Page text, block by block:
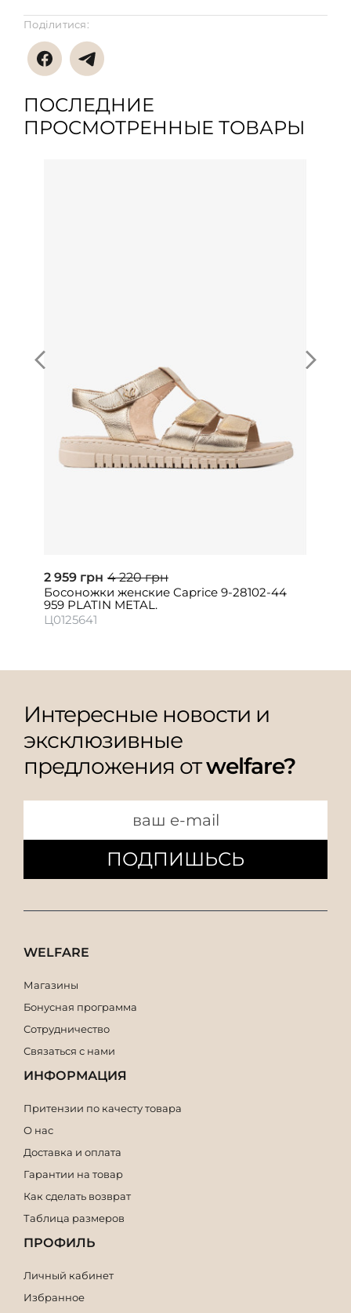
Поділитися:
ПОСЛЕДНИЕ
ПРОСМОТРЕННЫЕ ТОВАРЫ
2 959 грн 4 220 грн
Босоножки женские Caprice 9-28102-44
959 PLATIN METAL.
Ц0125641
Интересные новости и
эксклюзивные
предложения отwelfare?
ПОДПИШЬСЬ
WELFARE
Магазины
Бонусная программа
Сотрудничество
Связаться с нами
ИНФОРМАЦИЯ
Притензии по качесту товара
О нас
Доставка и оплата
Гарантии на товар
Как сделать возврат
Таблица размеров
ПРОФИЛЬ
Личный кабинет
Избранное